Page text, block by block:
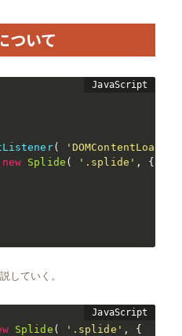
ついて
( 'DOMContentLoaded'
new Splide ( '.splide' ,
{
していく。
Splide ( '.splide' ,
{